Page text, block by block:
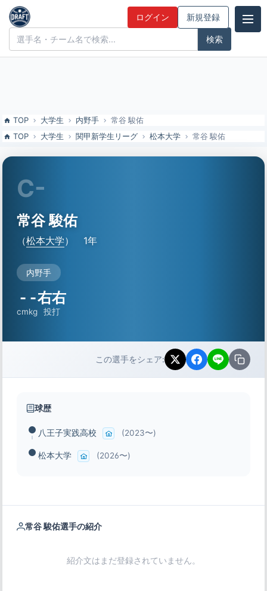
常谷 駿佑（松本大）の特徴とドラフト評価 | ドラフト候補とみんなの
評価
ドラフト候補とみんなの評価 ログイン 新規登録
TOP 大学生 内野手
常谷 駿佑
TOP
大学生 関甲新学生リーグ 松本大学 常谷 駿佑
C-
常谷 駿佑
（松本大学） 1年
内野手
-
cm
-
kg
右右
投打
この選手をシェア:
球歴
八王子実践高校 (2023〜)
松本大学 (2026〜)
常谷 駿佑選手の紹介
紹介文はまだ登録されていません。